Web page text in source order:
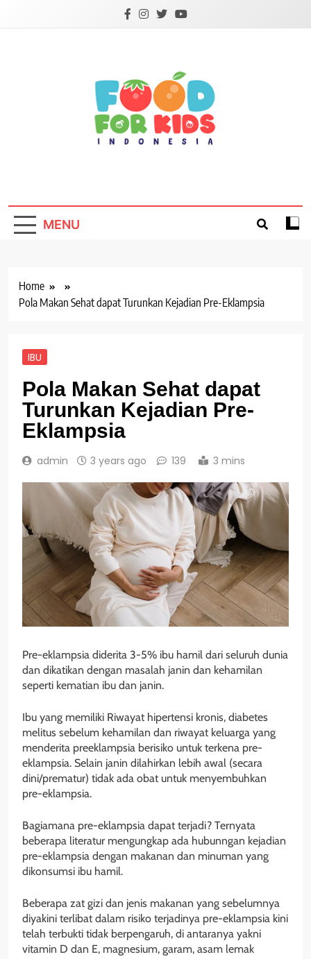
MENU
Home
Pola Makan Sehat dapat Turunkan Kejadian Pre-Eklampsia
IBU
Pola Makan Sehat dapat
Turunkan Kejadian Pre-
Eklampsia
admin 3 years ago 139 3 mins
Pre-eklampsia diderita 3-5% ibu hamil dari seluruh dunia
dan dikatikan dengan masalah janin dan kehamilan
seperti kematian ibu dan janin.
Ibu yang memiliki Riwayat hipertensi kronis, diabetes
melitus sebelum kehamilan dan riwayat keluarga yang
menderita preeklampsia berisiko untuk terkena pre-
eklampsia. Selain janin dilahirkan lebih awal (secara
dini/prematur) tidak ada obat untuk menyembuhkan
pre-eklampsia.
Bagiamana pre-eklampsia dapat terjadi? Ternyata
beberapa literatur mengungkap ada hubunngan kejadian
pre-eklampsia dengan makanan dan minuman yang
dikonsumsi ibu hamil.
Beberapa zat gizi dan jenis makanan yang sebelumnya
diyakini terlibat dalam risiko terjadinya pre-eklampsia kini
telah terbukti tidak berpengaruh, di antaranya yakni
vitamin D dan E, magnesium, garam, asam lemak